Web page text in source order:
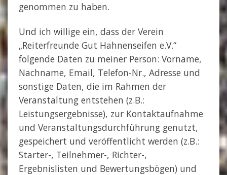
genommen zu haben.
Und ich willige ein, dass der Verein
„Reiterfreunde Gut Hahnenseifen e.V.“
folgende Daten zu meiner Person: Vorname,
Nachname, Email, Telefon-Nr., Adresse und
sonstige Daten, die im Rahmen der
Veranstaltung entstehen (z.B.:
Leistungsergebnisse), zur Kontaktaufnahme
und Veranstaltungsdurchführung genutzt,
gespeichert und veröffentlicht werden (z.B.:
Starter-, Teilnehmer-, Richter-,
Ergebnislisten und Bewertungsbögen) und